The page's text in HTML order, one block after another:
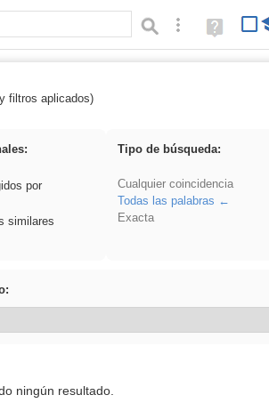
Búsqueda avanzada
Ayuda
(en
iessanisidro
filtros aplicados)
por
similares
Tipo de búsqueda:
Cualquier coincidencia
Todas las palabras
Exacta
ningún resultado.